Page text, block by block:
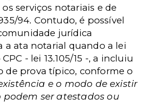
serviços notariais e de
94. Contudo, é possível
jurídica
a ata notarial quando a lei
- lei 13.105/15 -, a incluiu
de prova típico, conforme o
e o modo de existir
ser atestados ou